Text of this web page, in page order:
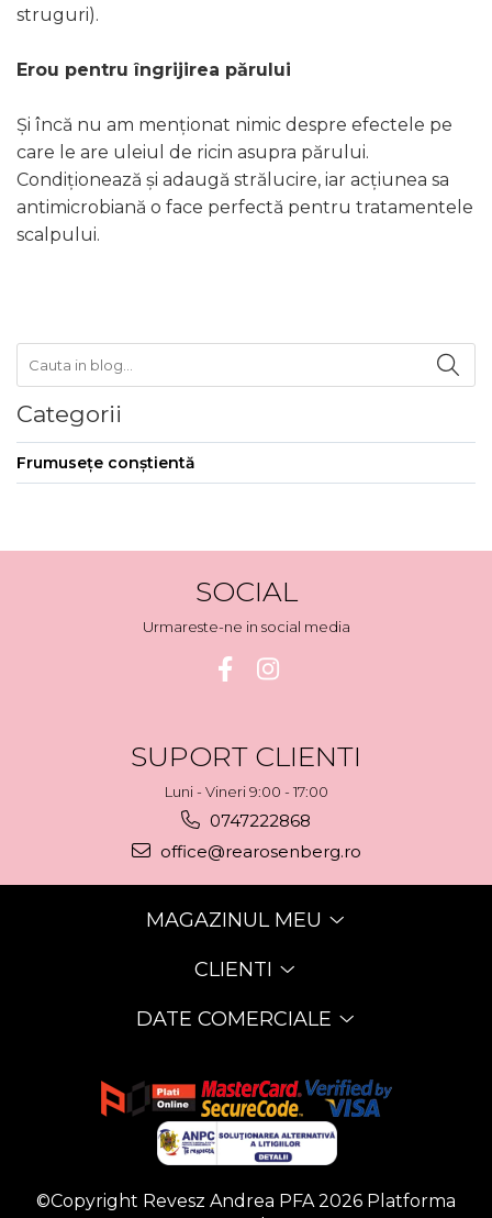
struguri).
Erou pentru îngrijirea părului
Și încă nu am menționat nimic despre efectele pe
care le are uleiul de ricin asupra părului.
Condiționează și adaugă strălucire, iar acțiunea sa
antimicrobiană o face perfectă pentru tratamentele
scalpului.
Categorii
Frumusețe conștientă
SOCIAL
Urmareste-ne in social media
SUPORT CLIENTI
Luni - Vineri 9:00 - 17:00
0747222868
office@rearosenberg.ro
MAGAZINUL MEU
CLIENTI
DATE COMERCIALE
©Copyright Revesz Andrea PFA 2026 Platforma